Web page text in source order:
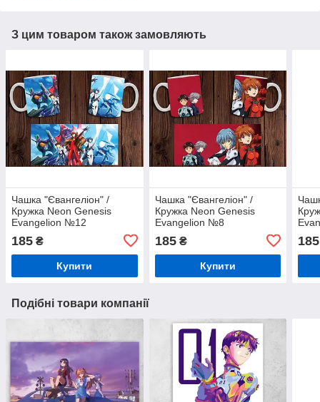
З цим товаром також замовляють
Чашка "Євангеліон" /
Кружка Neon Genesis
Evangelion №12
185 ₴
Купити
Чашка "Євангеліон" /
Кружка Neon Genesis
Evangelion №8
185₴
Купити
185
Подібні товари компанії